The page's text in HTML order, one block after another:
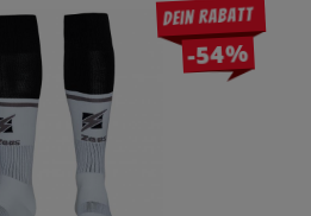
Dein Rabatt
-54%